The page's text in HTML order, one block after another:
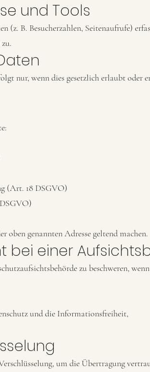
und Tools
B. Besucherzahlen, Seitenaufrufe)
nur, wenn dies gesetzlich erlaubt oder
(Art. 18 DSGVO)
oben genannten Adresse geltend machen.
bei einer
zu beschweren,
und die Informationsfreiheit,
um die Übertragung